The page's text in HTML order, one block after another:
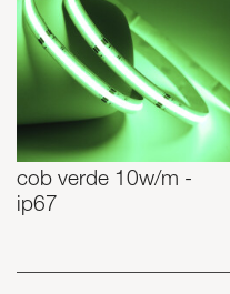
cob verde 10w/m -
ip67